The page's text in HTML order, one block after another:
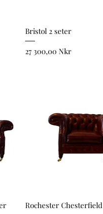
Snabbvisning
Bristol 2 seter
Pris
27 300,00 Nkr
Snabbvisning
Rochester Chesterfield